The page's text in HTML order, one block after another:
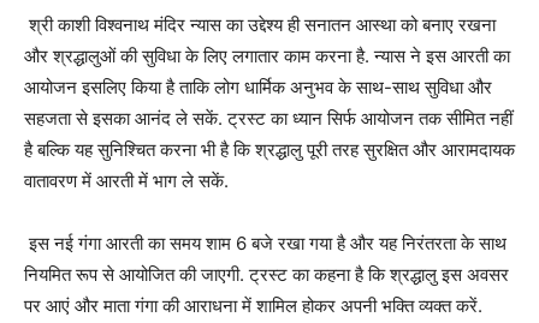
श्री काशी विश्वनाथ मंदिर न्यास का उद्देश्य ही सनातन आस्था को बनाए रखना
और श्रद्धालुओं की सुविधा के लिए लगातार काम करना है. न्यास ने इस आरती का
आयोजन इसलिए किया है ताकि लोग धार्मिक अनुभव के साथ-साथ सुविधा और
सहजता से इसका आनंद ले सकें. ट्रस्ट का ध्यान सिर्फ आयोजन तक सीमित नहीं
है बल्कि यह सुनिश्चित करना भी है कि श्रद्धालु पूरी तरह सुरक्षित और आरामदायक
वातावरण में आरती में भाग ले सकें.
इस नई गंगा आरती का समय शाम 6 बजे रखा गया है और यह निरंतरता के साथ
नियमित रूप से आयोजित की जाएगी. ट्रस्ट का कहना है कि श्रद्धालु इस अवसर
पर आएं और माता गंगा की आराधना में शामिल होकर अपनी भक्ति व्यक्त करें.